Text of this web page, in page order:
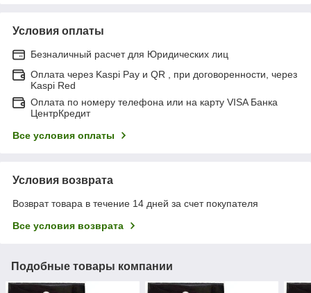
Условия оплаты
Безналичный расчет для Юридических лиц
Оплата через Kaspi Pay и QR , при договоренности, через
Kaspi Red
Оплата по номеру телефона или на карту VISA Банка
ЦентрКредит
Все условия оплаты
Условия возврата
Возврат товара в течение 14 дней за счет покупателя
Все условия возврата
Подобные товары компании